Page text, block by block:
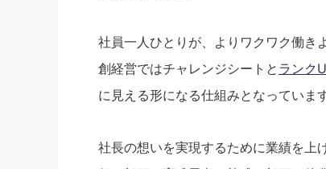
社員一人ひとりが、よりワクワク働き
創経営ではチャレンジシートと ランク
に見える形になる仕組みとなっています
社長の想いを実現するために業績を上